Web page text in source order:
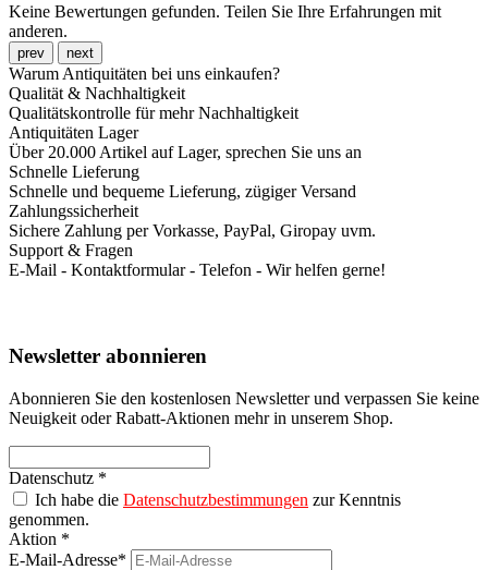
Keine Bewertungen gefunden. Teilen Sie Ihre Erfahrungen mit
anderen.
prev next
Warum Antiquitäten bei uns einkaufen?
Qualität & Nachhaltigkeit
Qualitätskontrolle für mehr Nachhaltigkeit
Antiquitäten Lager
Über 20.000 Artikel auf Lager, sprechen Sie uns an
Schnelle Lieferung
Schnelle und bequeme Lieferung, zügiger Versand
Zahlungssicherheit
Sichere Zahlung per Vorkasse, PayPal, Giropay uvm.
Support & Fragen
E-Mail - Kontaktformular - Telefon - Wir helfen gerne!
Newsletter abonnieren
Abonnieren Sie den kostenlosen Newsletter und verpassen Sie keine
Neuigkeit oder Rabatt-Aktionen mehr in unserem Shop.
Datenschutz *
Ich habe die Datenschutzbestimmungen zur Kenntnis
genommen.
Aktion *
E-Mail-Adresse*